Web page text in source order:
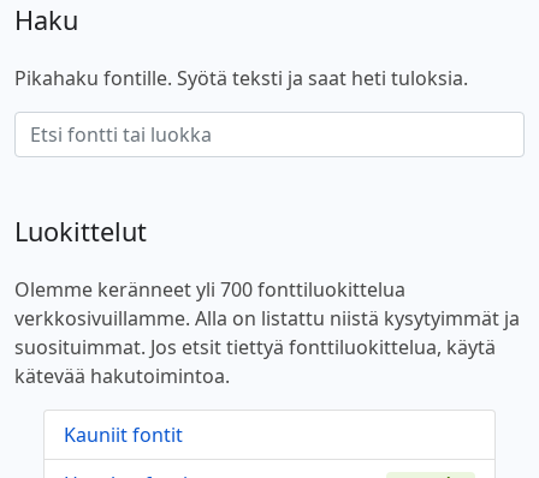
Haku
Pikahaku fontille. Syötä teksti ja saat heti tuloksia.
Luokittelut
Olemme keränneet yli 700 fonttiluokittelua
verkkosivuillamme. Alla on listattu niistä kysytyimmät ja
suosituimmat. Jos etsit tiettyä fonttiluokittelua, käytä
kätevää hakutoimintoa.
Kauniit fontit